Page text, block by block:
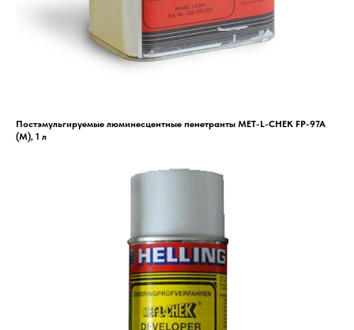
Постэмульгируемые люминесцентные пенетранты MET-L-CHEK FP-97A
(M), 1 л